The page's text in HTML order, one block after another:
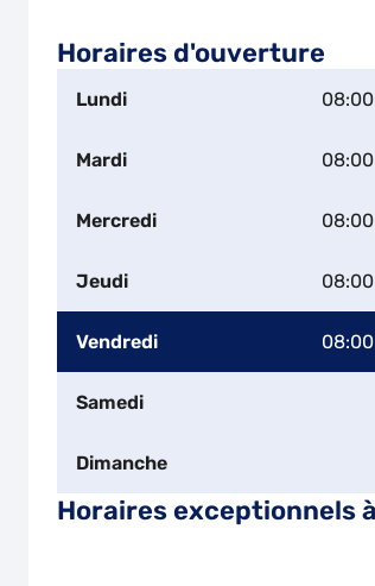
Horaires d'ouverture
Lundi
Mardi
Mercredi
Jeudi
Vendredi
Samedi
Dimanche
Horaires exceptionnels